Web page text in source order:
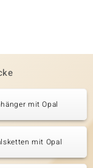
mit Opal
mit Opal